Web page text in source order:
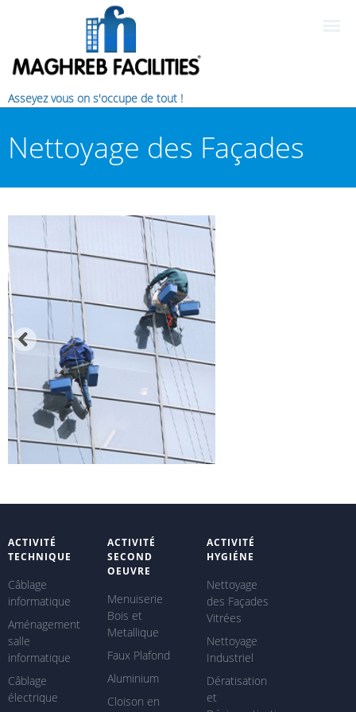
Asseyez vous on s'occupe de tout !
Nettoyage des Façades
Vitrées
ACTIVITÉ
TECHNIQUE
Câblage
informatique
Aménagement
salle
informatique
Câblage
électrique
ACTIVITÉ
SECOND
OEUVRE
Menuiserie
Bois et
Metallique
Faux Plafond
Aluminium
Cloison en
ACTIVITÉ
HYGIÉNE
Nettoyage
des Façades
Vitrées
Nettoyage
Industriel
Dératisation
et